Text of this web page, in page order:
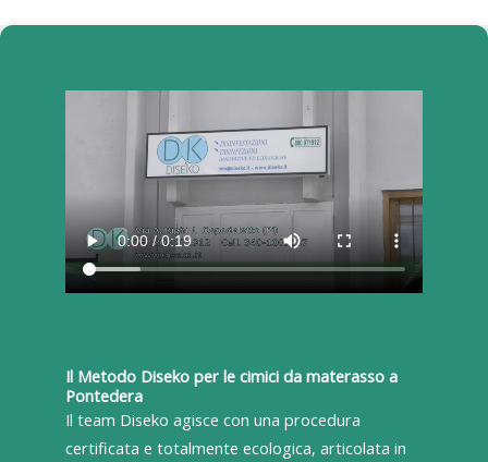
Il Metodo Diseko per le cimici da materasso a
Pontedera
Il team Diseko agisce con una procedura
certificata e totalmente ecologica, articolata in